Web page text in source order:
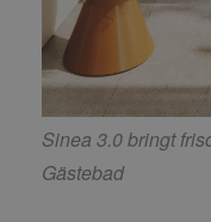
Sinea 3.0 bringt
Gästebad